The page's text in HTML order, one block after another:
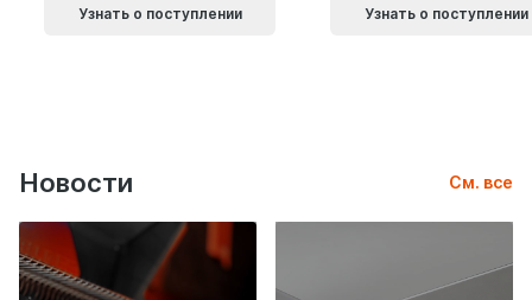
Узнать о поступлении Узнать о поступлении
Новости См. все